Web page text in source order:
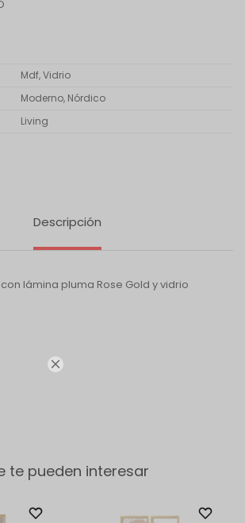

Mdf, Vidrio
Moderno, Nórdico
Living
Descripción
lámina pluma Rose Gold y vidrio
te pueden interesar